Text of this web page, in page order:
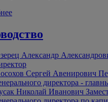
Александр
Сергей Авенирович
директора -
Николай Иванович